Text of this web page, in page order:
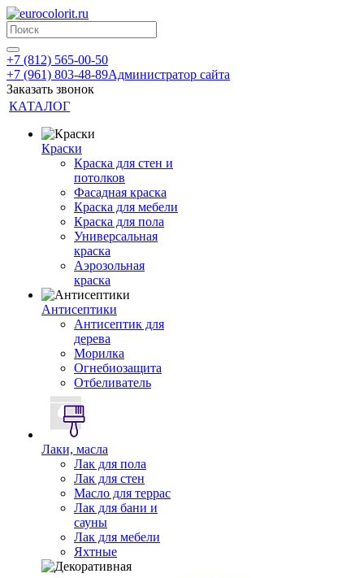
+7 (812) 565-00-50
+7 (961) 803-48-89Администратор сайта
Заказать звонок
КАТАЛОГ
Краски
Краска для стен и
потолков
Фасадная краска
Краска для мебели
Краска для пола
Универсальная
краска
Аэрозольная
краска
Антисептики
Антисептик для
дерева
Морилка
Огнебиозащита
Отбеливатель
Лаки, масла
Лак для пола
Лак для стен
Масло для террас
Лак для бани и
сауны
Лак для мебели
Яхтные